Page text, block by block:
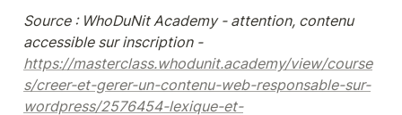
Source : WhoDuNit Academy - attention, contenu
accessible sur inscription -
https://masterclass.whodunit.academy/view/course
s/creer-et-gerer-un-contenu-web-responsable-sur-
wordpress/2576454-lexique-et-